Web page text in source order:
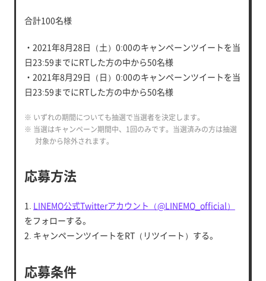
合計100名様
・2021年8月28日（土）0:00のキャンペーンツイートを当
日23:59までにRTした方の中から50名様
・2021年8月29日（日）0:00のキャンペーンツイートを当
日23:59までにRTした方の中から50名様
※ いずれの期間についても抽選で当選者を決定します。
※ 当選はキャンペーン期間中、1回のみです。当選済みの方は抽選
対象から除外されます。
応募方法
1. LINEMO公式Twitterアカウント（@LINEMO_official）
をフォローする。
2. キャンペーンツイートをRT（リツイート）する。
応募条件